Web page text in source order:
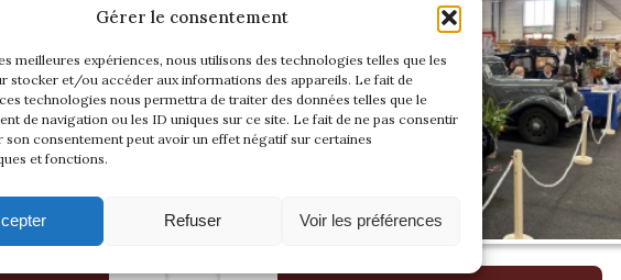
Gérer le consentement
meilleures expériences, nous utilisons des technologies telles que les
stocker et/ou accéder aux informations des appareils. Le fait de
technologies nous permettra de traiter des données telles que le
de navigation ou les ID uniques sur ce site. Le fait de ne pas consentir
son consentement peut avoir un effet négatif sur certaines
et fonctions.
Refuser Voir les préférences